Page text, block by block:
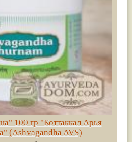
100 гр "Коттаккал Арья
(Ashvagandha AVS)